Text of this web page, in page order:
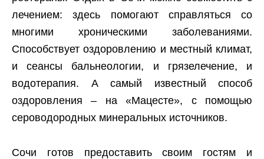
лечением: здесь помогают справляться со
многими хроническими заболеваниями.
Способствует оздоровлению и местный климат,
и сеансы бальнеологии, и грязелечение, и
водотерапия. А самый известный способ
оздоровления – на «Мацесте», с помощью
сероводородных минеральных источников.
Сочи готов предоставить своим гостям и